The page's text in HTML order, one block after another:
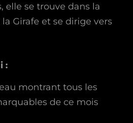
elle se trouve dans la
Girafe et se dirige vers
:
montrant tous les
de ce mois